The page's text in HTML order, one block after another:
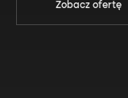
Zobacz ofertę